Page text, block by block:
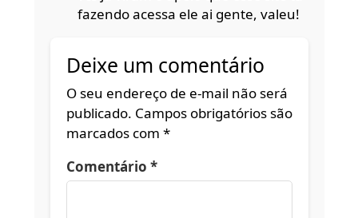
fazendo acessa ele ai gente, valeu!
Deixe um comentário
O seu endereço de e-mail não será
publicado. Campos obrigatórios são
marcados com *
Comentário *